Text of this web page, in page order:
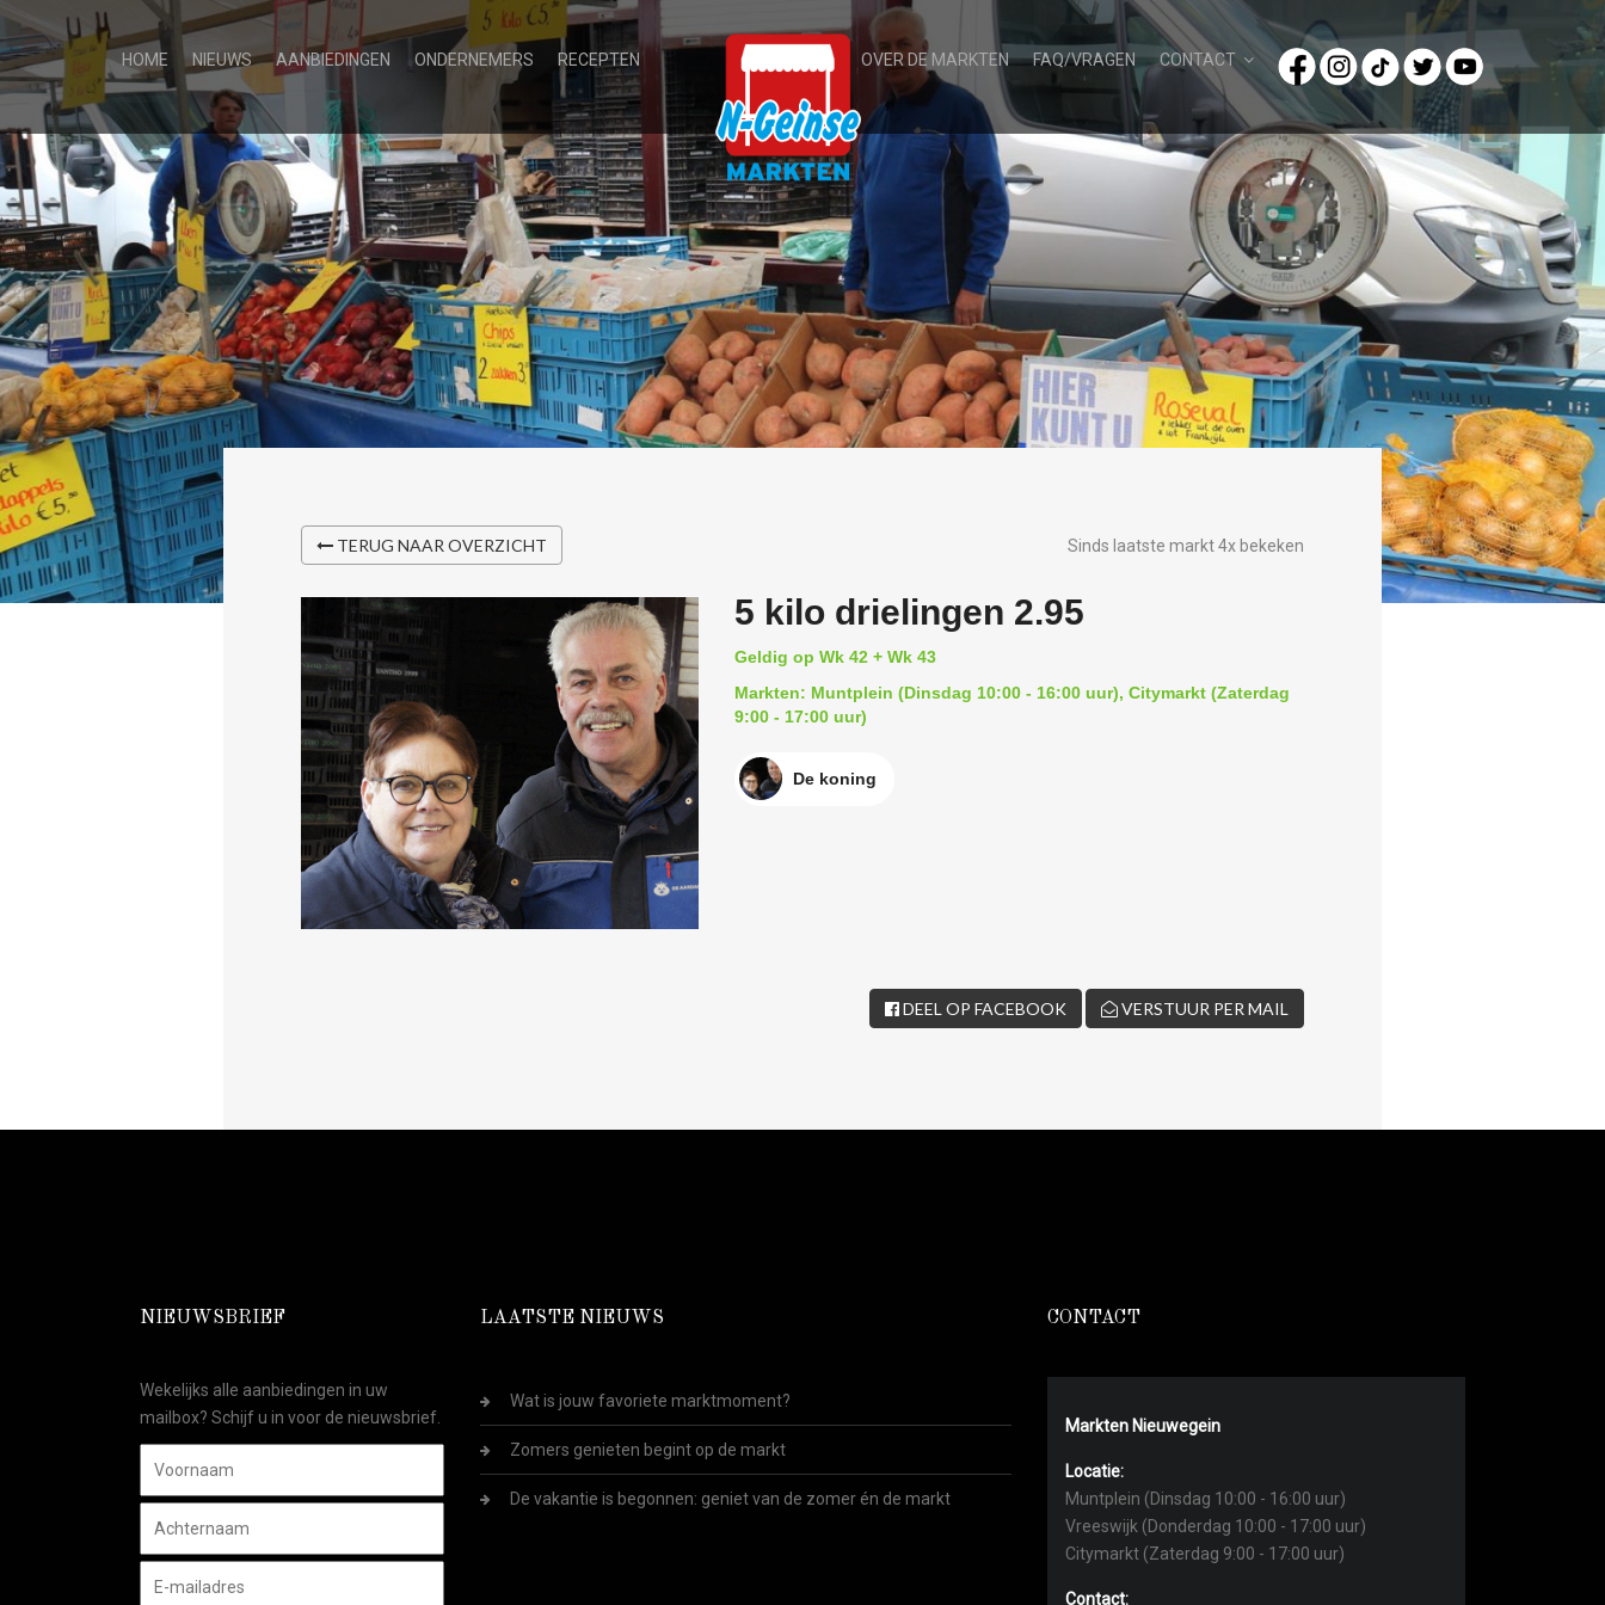
HOME NIEUWS AANBIEDINGEN ONDERNEMERS RECEPTEN OVER DE MARKTEN FAQ/VRAGEN CONTACT
TERUG NAAR OVERZICHT Sinds laatste markt 4x bekeken
5 kilo drielingen 2.95
Geldig op Wk 42 + Wk 43
Markten: Muntplein (Dinsdag 10:00 - 16:00 uur), Citymarkt (Zaterdag
9:00 - 17:00 uur)
De koning
DEEL OP FACEBOOK VERSTUUR PER MAIL
NIEUWSBRIEF
Wekelijks alle aanbiedingen in uw
mailbox? Schijf u in voor de nieuwsbrief.
LAATSTE NIEUWS
Wat is jouw favoriete marktmoment?
Zomers genieten begint op de markt
De vakantie is begonnen: geniet van de zomer én de markt
CONTACT
Markten Nieuwegein
Locatie:
Muntplein (Dinsdag 10:00 - 16:00 uur)
Vreeswijk (Donderdag 10:00 - 17:00 uur)
Citymarkt (Zaterdag 9:00 - 17:00 uur)
Contact: